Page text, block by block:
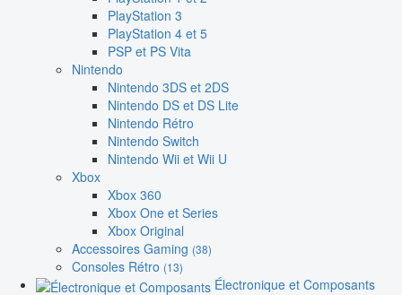
PlayStation 3
PlayStation 4 et 5
PSP et PS Vita
Nintendo
Nintendo 3DS et 2DS
Nintendo DS et DS Lite
Nintendo Rétro
Nintendo Switch
Nintendo Wii et Wii U
Xbox
Xbox 360
Xbox One et Series
Xbox Original
Accessoires Gaming (38)
Consoles Rétro (13)
Électronique et Composants